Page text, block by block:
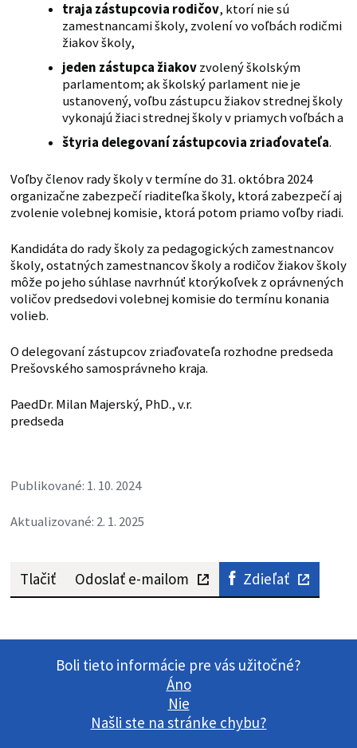
traja zástupcovia rodičov, ktorí nie sú
zamestnancami školy, zvolení vo voľbách rodičmi
žiakov školy,
jeden zástupca žiakovzvolený školským
parlamentom; ak školský parlament nie je
ustanovený, voľbu zástupcu žiakov strednej školy
vykonajú žiaci strednej školy v priamych voľbách a
štyria delegovaní zástupcovia zriaďovateľa.
Voľby členov rady školy v termíne do 31. októbra 2024
organizačne zabezpečí riaditeľka školy, ktorá zabezpečí aj
zvolenie volebnej komisie, ktorá potom priamo voľby riadi.
Kandidáta do rady školy za pedagogických zamestnancov
školy, ostatných zamestnancov školy a rodičov žiakov školy
môže po jeho súhlase navrhnúť ktorýkoľvek z oprávnených
voličov predsedovi volebnej komisie do termínu konania
volieb.
O delegovaní zástupcov zriaďovateľa rozhodne predseda
Prešovského samosprávneho kraja.
PaedDr. Milan Majerský, PhD., v.r.
predseda
Publikované: 1. 10. 2024
Aktualizované: 2. 1. 2025
Tlačiť Odoslať e-mailom Zdieľať
Boli tieto informácie pre vás užitočné?
Áno
Nie
Našli ste na stránke chybu?